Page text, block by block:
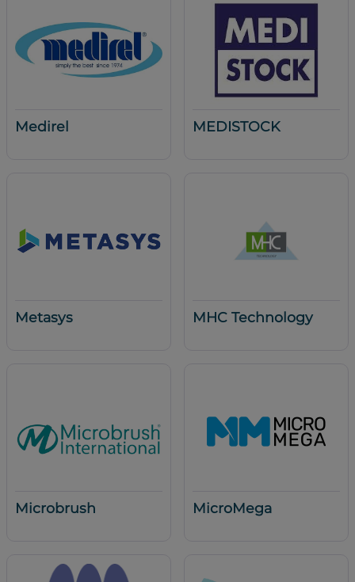
Medirel MEDISTOCK
Metasys MHC Technology
Microbrush MicroMega